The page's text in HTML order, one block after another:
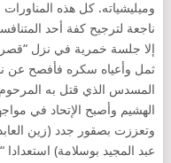
وميليشياته. كل هذه
ناجعة لترجيح كفة أحد
إلا جلسة خمرية في نزل “قصر
ثمل وأعياه سكره فأفصح عن
المسدس الذي قتل به
الهشيم وأصبح الإتحاد في
وتعززت بصقور جدد (زين
عبد المجيد بوسلامة) استعدادا